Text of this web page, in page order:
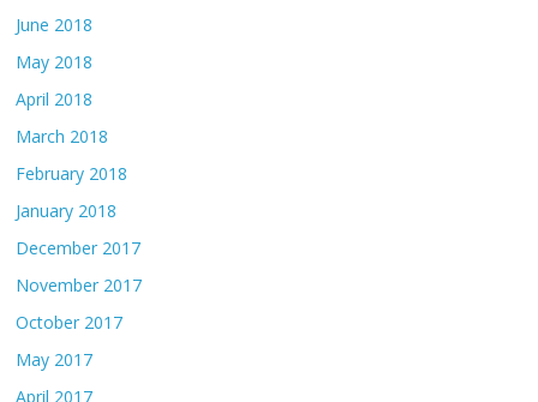
June 2018
May 2018
April 2018
March 2018
February 2018
January 2018
December 2017
November 2017
October 2017
May 2017
April 2017